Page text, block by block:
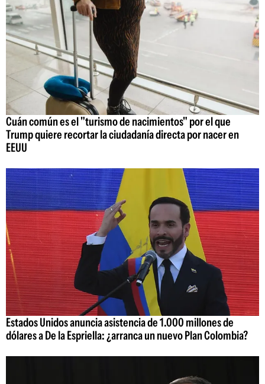
Cuán común es el "turismo de nacimientos" por el que
Trump quiere recortar la ciudadanía directa por nacer en
EEUU
Estados Unidos anuncia asistencia de 1.000 millones de
dólares a De la Espriella: ¿arranca un nuevo Plan Colombia?